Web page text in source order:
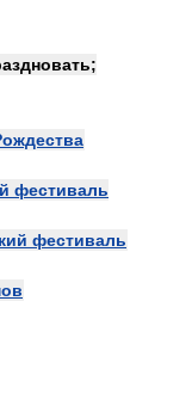
фестиваль
фестиваль